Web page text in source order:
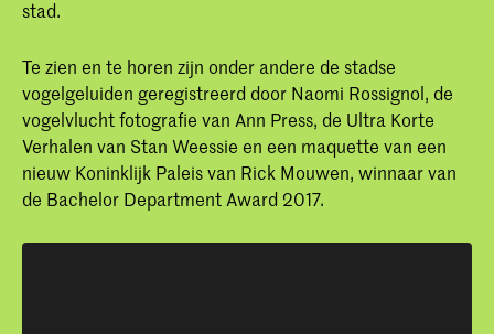
stad.
Te zien en te horen zijn onder andere de stadse
vogelgeluiden geregistreerd door Naomi Rossignol, de
vogelvlucht fotografie van Ann Press, de Ultra Korte
Verhalen van Stan Weessie en een maquette van een
nieuw Koninklijk Paleis van Rick Mouwen, winnaar van
de Bachelor Department Award 2017.